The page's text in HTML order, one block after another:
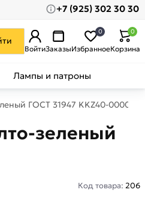
+7 (925) 302 30 30
ВойтиЗаказыИзбранное
0
Корзина
0
Лампы и патроны
ГОСТ 31947 KKZ40-
зеленый
Код товара: 206